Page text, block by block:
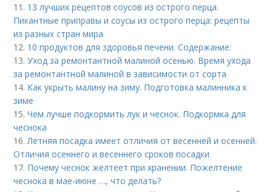
11. 13 лучших рецептов соусов из острого перца.
Пикантные приправы и соусы из острого перца: рецепты
из разных стран мира
12. 10 продуктов для здоровья печени. Содержание:
13.Уход за ремонтантной малиной осенью. Время ухода
за ремонтантной малиной в зависимости от сорта
14. Как укрыть малину на зиму. Подготовка малинника к
зиме
15.Чем лучше подкормить лук и чеснок. Подкормка для
чеснока
16.Летняя посадка имеет отличия от весенней и осенней.
Отличия осеннего и весеннего сроков посадки
17. Почему чеснок желтеет при хранении. Пожелтение
чеснока в мае-июне …, что делать?